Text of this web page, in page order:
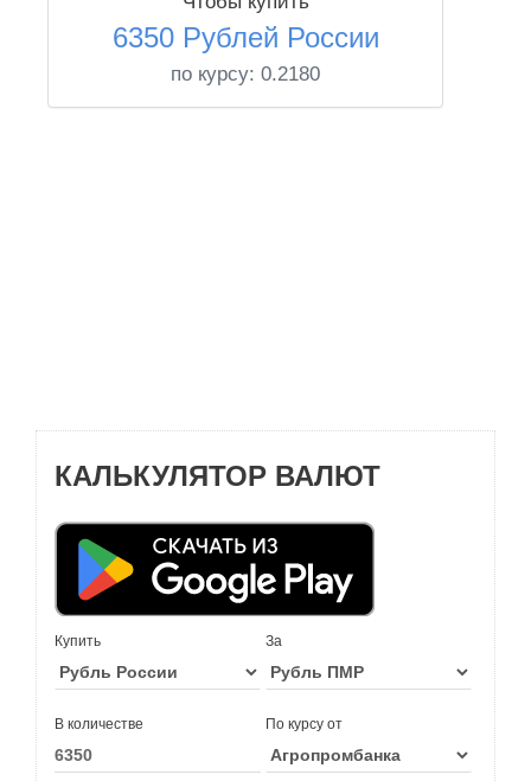
6350 Рублей России
по курсу: 0.2180
КАЛЬКУЛЯТОР ВАЛЮТ
Купить За
В количестве По курсу от